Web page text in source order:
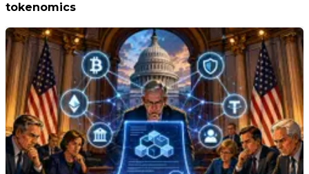
tokenomics